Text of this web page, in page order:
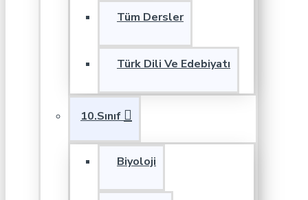
Tüm Dersler
Türk Dili Ve Edebiyatı
10.Sınıf
Biyoloji